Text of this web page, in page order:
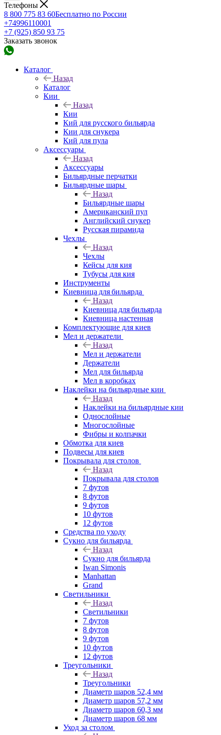
Телефоны
8 800 775 83 60Бесплатно по России
+74996110001
+7 (925) 850 93 75
Заказать звонок
Каталог
Назад
Каталог
Кии
Назад
Кии
Кий для русского бильярда
Кии для снукера
Кий для пула
Аксессуары
Назад
Аксессуары
Бильярдные перчатки
Бильярдные шары
Назад
Бильярдные шары
Американский пул
Английский снукер
Русская пирамида
Чехлы
Назад
Чехлы
Кейсы для кия
Тубусы для кия
Инструменты
Киевница для бильярда
Назад
Киевница для бильярда
Киевница настенная
Комплектующие для киев
Мел и держатели
Назад
Мел и держатели
Держатели
Мел для бильярда
Мел в коробках
Наклейки на бильярдные кии
Назад
Наклейки на бильярдные кии
Однослойные
Многослойные
Фибры и колпачки
Обмотка для киев
Подвесы для киев
Покрывала для столов
Назад
Покрывала для столов
7 футов
8 футов
9 футов
10 футов
12 футов
Средства по уходу
Сукно для бильярда
Назад
Сукно для бильярда
Iwan Simonis
Manhattan
Grand
Светильники
Назад
Светильники
7 футов
8 футов
9 футов
10 футов
12 футов
Треугольники
Назад
Треугольники
Диаметр шаров 52,4 мм
Диаметр шаров 57,2 мм
Диаметр шаров 60,3 мм
Диаметр шаров 68 мм
Уход за столом